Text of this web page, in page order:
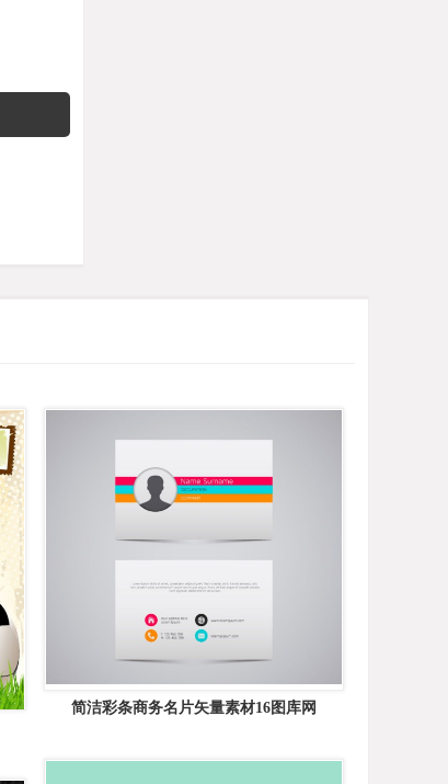
简洁彩条商务名片矢量素材16图库网